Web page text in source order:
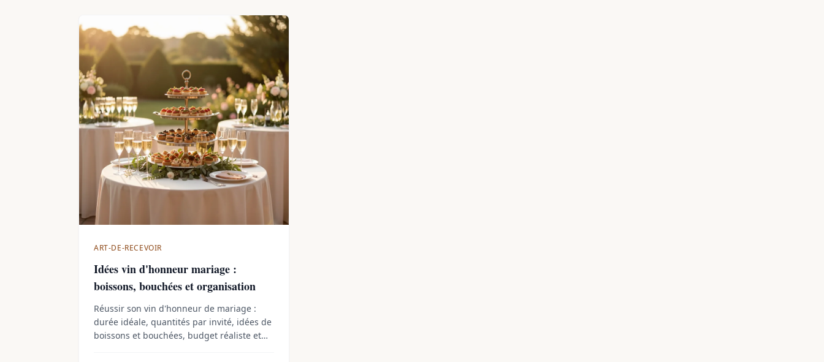
ART-DE-RECEVOIR
Idées vin d'honneur mariage :
boissons, bouchées et organisation
Réussir son vin d'honneur de mariage :
durée idéale, quantités par invité, idées de
boissons et bouchées, budget réaliste et